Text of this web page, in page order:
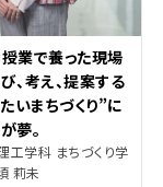
業で養った現場
、考え、提案する
いまちづくり”に
夢。
工学科 まちづくり学
莉未